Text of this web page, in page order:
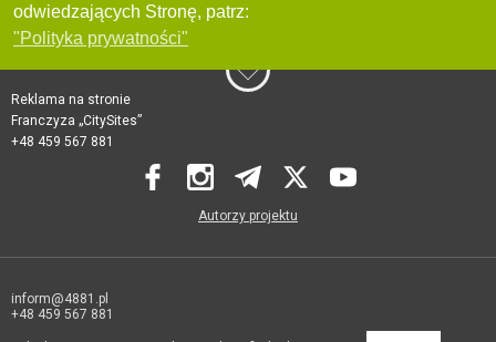
odwiedzających Stronę, patrz:
"Polityka prywatności"
Reklama na stronie
Franczyza „CitySites”
+48 459 567 881
Autorzy projektu
inform@4881.pl
+48 459 567 881